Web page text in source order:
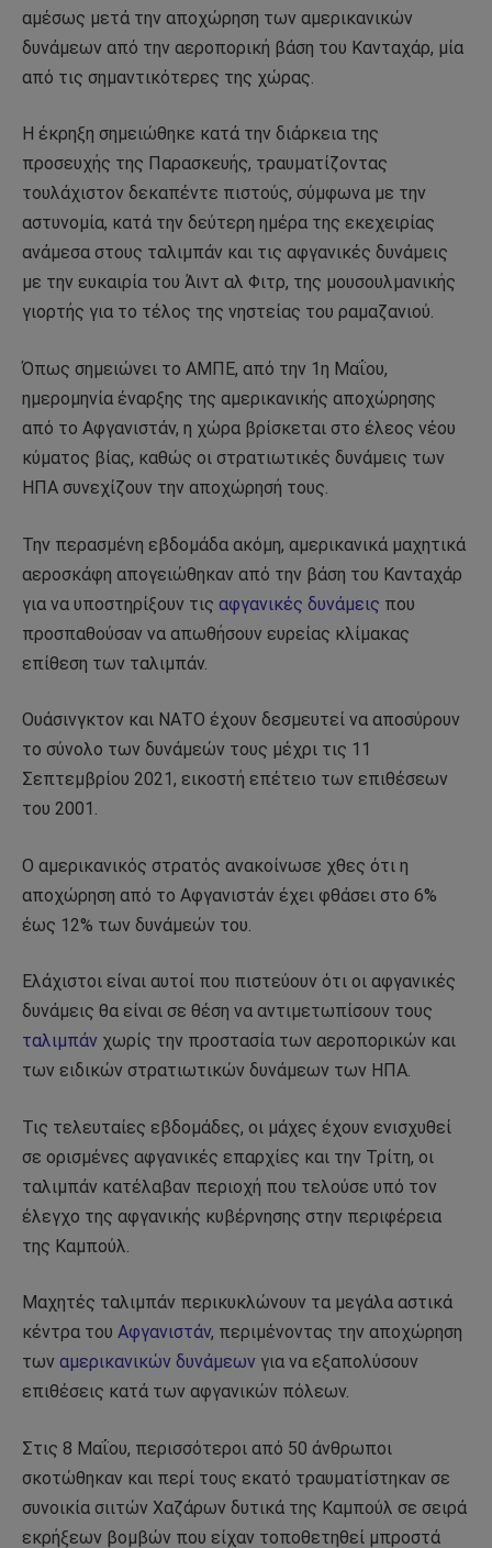
αμέσως μετά την αποχώρηση των αμερικανικών
δυνάμεων από την αεροπορική βάση του Κανταχάρ, μία
από τις σημαντικότερες της χώρας.
Η έκρηξη σημειώθηκε κατά την διάρκεια της
προσευχής της Παρασκευής, τραυματίζοντας
τουλάχιστον δεκαπέντε πιστούς, σύμφωνα με την
αστυνομία, κατά την δεύτερη ημέρα της εκεχειρίας
ανάμεσα στους ταλιμπάν και τις αφγανικές δυνάμεις
με την ευκαιρία του Άιντ αλ Φιτρ, της μουσουλμανικής
γιορτής για το τέλος της νηστείας του ραμαζανιού.
Όπως σημειώνει το ΑΜΠΕ, από την 1η Μαΐου,
ημερομηνία έναρξης της αμερικανικής αποχώρησης
από το Αφγανιστάν, η χώρα βρίσκεται στο έλεος νέου
κύματος βίας, καθώς οι στρατιωτικές δυνάμεις των
ΗΠΑ συνεχίζουν την αποχώρησή τους.
Την περασμένη εβδομάδα ακόμη, αμερικανικά μαχητικά
αεροσκάφη απογειώθηκαν από την βάση του Κανταχάρ
για να υποστηρίξουν τις αφγανικές δυνάμεις που
προσπαθούσαν να απωθήσουν ευρείας κλίμακας
επίθεση των ταλιμπάν.
Ουάσινγκτον και ΝΑΤΟ έχουν δεσμευτεί να αποσύρουν
το σύνολο των δυνάμεών τους μέχρι τις 11
Σεπτεμβρίου 2021, εικοστή επέτειο των επιθέσεων
του 2001.
Ο αμερικανικός στρατός ανακοίνωσε χθες ότι η
αποχώρηση από το Αφγανιστάν έχει φθάσει στο 6%
έως 12% των δυνάμεών του.
Ελάχιστοι είναι αυτοί που πιστεύουν ότι οι αφγανικές
δυνάμεις θα είναι σε θέση να αντιμετωπίσουν τους
ταλιμπάν χωρίς την προστασία των αεροπορικών και
των ειδικών στρατιωτικών δυνάμεων των ΗΠΑ.
Τις τελευταίες εβδομάδες, οι μάχες έχουν ενισχυθεί
σε ορισμένες αφγανικές επαρχίες και την Τρίτη, οι
ταλιμπάν κατέλαβαν περιοχή που τελούσε υπό τον
έλεγχο της αφγανικής κυβέρνησης στην περιφέρεια
της Καμπούλ.
Μαχητές ταλιμπάν περικυκλώνουν τα μεγάλα αστικά
κέντρα του Αφγανιστάν, περιμένοντας την αποχώρηση
των αμερικανικών δυνάμεων για να εξαπολύσουν
επιθέσεις κατά των αφγανικών πόλεων.
Στις 8 Μαΐου, περισσότεροι από 50 άνθρωποι
σκοτώθηκαν και περί τους εκατό τραυματίστηκαν σε
συνοικία σιιτών Χαζάρων δυτικά της Καμπούλ σε σειρά
εκρήξεων βομβών που είχαν τοποθετηθεί μπροστά